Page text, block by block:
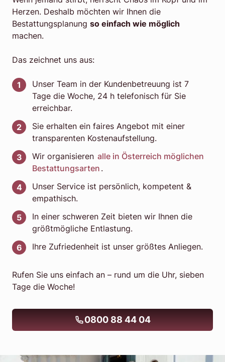
Herzen. Deshalb möchten wir Ihnen die
Bestattungsplanung so einfach wie möglich
machen.
Das zeichnet uns aus:
Unser Team in der Kundenbetreuung ist 7
Tage die Woche, 24 h telefonisch für Sie
erreichbar.
Sie erhalten ein faires Angebot mit einer
transparenten Kostenaufstellung.
Wir organisieren alle in Österreich möglichen
Bestattungsarten .
Unser Service ist persönlich, kompetent &
empathisch.
In einer schweren Zeit bieten wir Ihnen die
größtmögliche Entlastung.
Ihre Zufriedenheit ist unser größtes Anliegen.
Rufen Sie uns einfach an – rund um die Uhr, sieben
Tage die Woche!
0800 88 44 04